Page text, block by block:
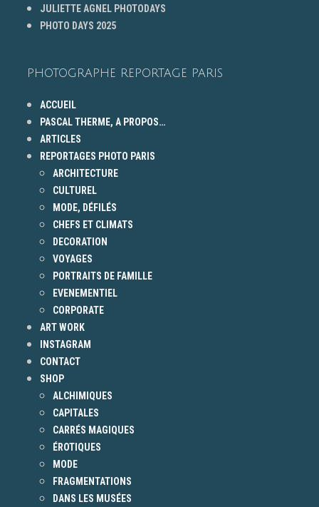
JULIETTE AGNEL PHOTODAYS
PHOTO DAYS 2025
PHOTOGRAPHE REPORTAGE PARIS
ACCUEIL
PASCAL THERME, A PROPOS…
ARTICLES
REPORTAGES PHOTO PARIS
ARCHITECTURE
CULTUREL
MODE, DÉFILÉS
CHEFS ET CLIMATS
DECORATION
VOYAGES
PORTRAITS DE FAMILLE
EVENEMENTIEL
CORPORATE
ART WORK
INSTAGRAM
CONTACT
SHOP
ALCHIMIQUES
CAPITALES
CARRÉS MAGIQUES
ÉROTIQUES
MODE
FRAGMENTATIONS
DANS LES MUSÉES